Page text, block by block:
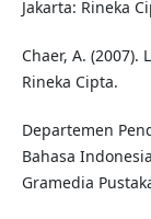
Jakarta: Rineka
Chaer, A.
Rineka Cipta.
Departemen
Bahasa
Gramedia